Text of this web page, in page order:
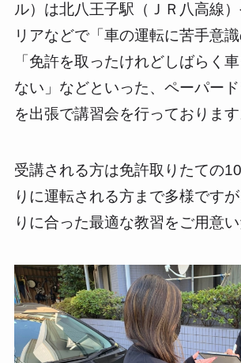
ル）は北八王子駅（ＪＲ八高線
リアなどで「車の運転に苦手意
「免許を取ったけれどしばらく
ない」などといった、ペーパー
を出張で講習会を行っております
受講される方は免許取りたての
りに運転される方まで多様です
りに合った最適な教習をご用意い